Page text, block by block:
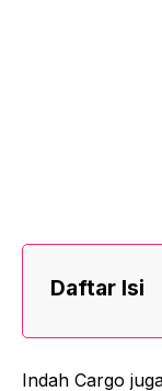
Daftar Isi
Indah Cargo